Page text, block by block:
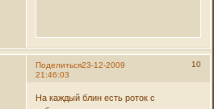
Поделиться 10
23-12-2009
21:46:03
На каждый блин есть роток с